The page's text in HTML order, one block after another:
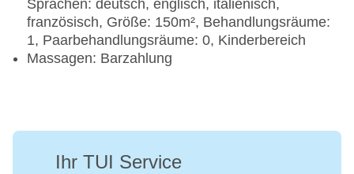
Sprachen: deutsch, englisch, italienisch,
französisch, Größe: 150m², Behandlungsräume:
1, Paarbehandlungsräume: 0, Kinderbereich
Massagen: Barzahlung
Ihr TUI Service